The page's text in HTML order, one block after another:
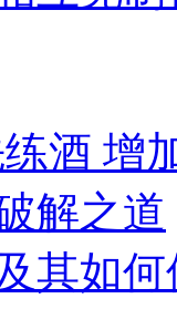
酒 增
解之道
其如何